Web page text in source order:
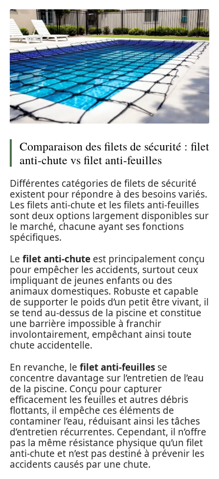
Comparaison des filets de sécurité : filet
anti-chute vs filet anti-feuilles
Différentes catégories de filets de sécurité
existent pour répondre à des besoins variés.
Les filets anti-chute et les filets anti-feuilles
sont deux options largement disponibles sur
le marché, chacune ayant ses fonctions
spécifiques.
Le filet anti-chute est principalement conçu
pour empêcher les accidents, surtout ceux
impliquant de jeunes enfants ou des
animaux domestiques. Robuste et capable
de supporter le poids d’un petit être vivant, il
se tend au-dessus de la piscine et constitue
une barrière impossible à franchir
involontairement, empêchant ainsi toute
chute accidentelle.
En revanche, le filet anti-feuilles se
concentre davantage sur l’entretien de l’eau
de la piscine. Conçu pour capturer
efficacement les feuilles et autres débris
flottants, il empêche ces éléments de
contaminer l’eau, réduisant ainsi les tâches
d’entretien récurrentes. Cependant, il n’offre
pas la même résistance physique qu’un filet
anti-chute et n’est pas destiné à prévenir les
accidents causés par une chute.